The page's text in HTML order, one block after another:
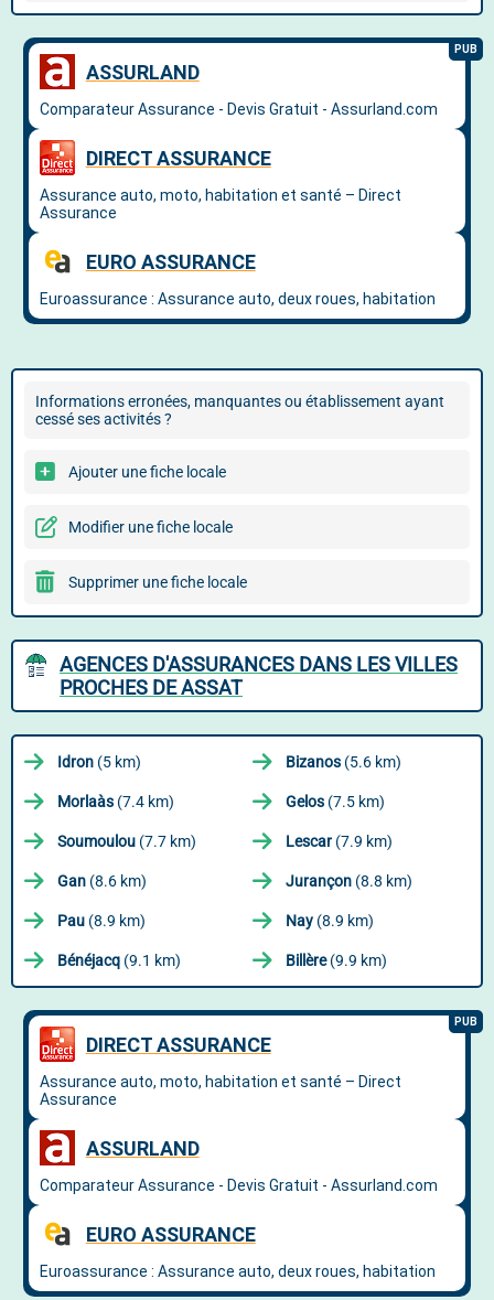
Informations erronées, manquantes ou établissement ayant
cessé ses activités ?
Ajouter une fiche locale
Modifier une fiche locale
Supprimer une fiche locale
AGENCES D'ASSURANCES DANS LES VILLES
PROCHES DE ASSAT
Idron (5 km) Bizanos (5.6 km)
Morlaàs (7.4 km) Gelos (7.5 km)
Soumoulou (7.7 km) Lescar(7.9 km)
Gan (8.6 km) Jurançon (8.8 km)
Pau (8.9 km) Nay (8.9 km)
Bénéjacq (9.1 km) Billère(9.9 km)